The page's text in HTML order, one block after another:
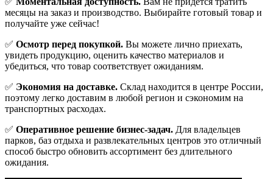
месяцы на заказ и производство. Выбирайте готовый товар и
получайте уже сейчас!
✅ Осмотр перед покупкой. Вы можете лично приехать,
увидеть продукцию, оценить качество материалов и
убедиться, что товар соответствует ожиданиям.
✅ Экономия на доставке. Склад находится в центре России,
поэтому легко доставим в любой регион и сэкономим на
транспортных расходах.
✅ Оперативное решение бизнес-задач. Для владельцев
парков, баз отдыха и развлекательных центров это отличный
способ быстро обновить ассортимент без длительного
ожидания.